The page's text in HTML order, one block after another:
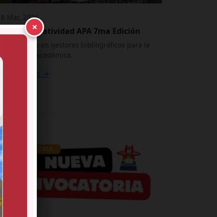
Mar, 2026
Taller Normatividad APA 7ma Edición
Capacitación en gestores bibliográficos para la
académica.
Ver detalles →
CONVOCATORIA
×